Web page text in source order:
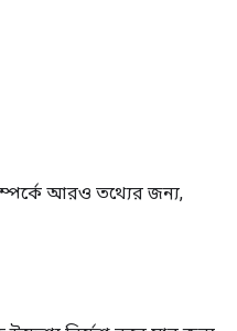
আরও তথ্যের জন্য,